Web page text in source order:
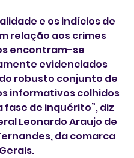
e os indícios de
relação aos crimes
encontram-se
evidenciados
robusto conjunto de
informativos colhidos
fase de inquérito”, diz
Leonardo Araujo de
da comarca